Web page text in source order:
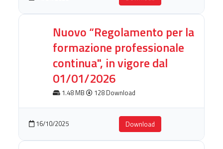
Nuovo “Regolamento per la
formazione professionale
continua", in vigore dal
01/01/2026
1.48 MB 128 Download
16/10/2025 Download